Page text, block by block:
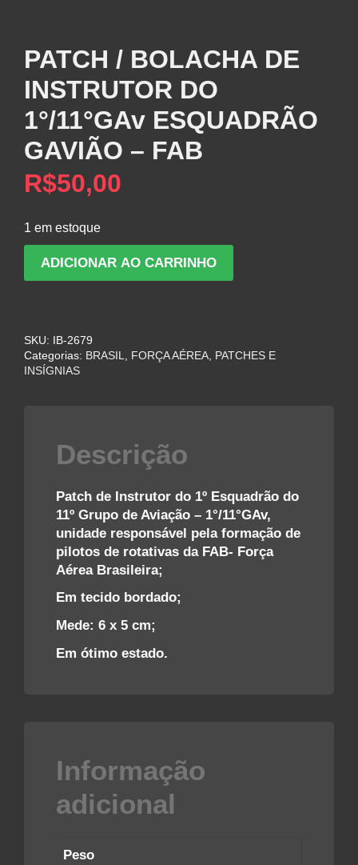
PATCH / BOLACHA DE
INSTRUTOR DO
1°/11°GAv ESQUADRÃO
GAVIÃO – FAB
R$50,00
1 em estoque
DO
1°/11°GAv
quantidade
ADICIONAR AO CARRINHO
SKU: IB-2679
Categorias: BRASIL FORÇA AÉREA PATCHES E
INSÍGNIAS
Descrição
Patch de Instrutor do 1º Esquadrão do
11º Grupo de Aviação – 1°/11°GAv,
unidade responsável pela formação de
pilotos de rotativas da FAB- Força
Aérea Brasileira;
Em tecido bordado;
Mede: 6 x 5 cm;
Em ótimo estado.
Informação
adicional
Peso